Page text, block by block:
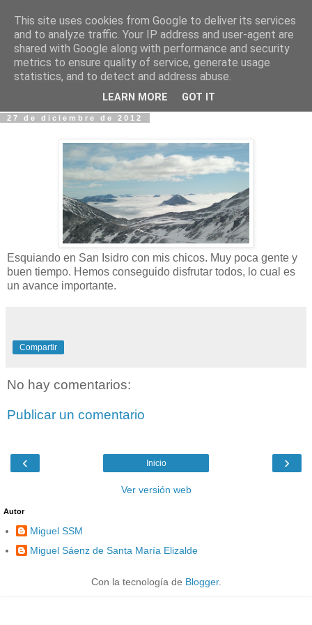
Fotos y Cosas
Miguel Sáenz de Santa María Elizalde
"Un blog es como un diario, pero sin candado".
27 de diciembre de 2012
Esquiando en San Isidro con mis chicos. Muy poca gente y
buen tiempo. Hemos conseguido disfrutar todos, lo cual es
un avance importante.
Compartir
No hay comentarios:
Publicar un comentario
‹ ›
Inicio
Ver versión web
Autor
Miguel SSM
Miguel Sáenz de Santa María Elizalde
Con la tecnología de Blogger.
This site uses cookies from Google to deliver its services
and to analyze traffic. Your IP address and user-agent are
shared with Google along with performance and security
metrics to ensure quality of service, generate usage
statistics, and to detect and address abuse.
LEARN MORE GOT IT